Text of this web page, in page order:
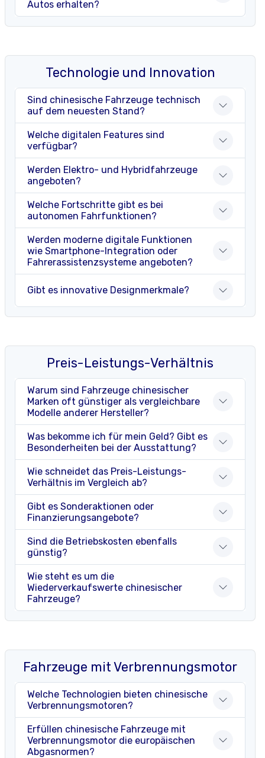
Autos erhalten?
Technologie und Innovation
Sind chinesische Fahrzeuge technisch
auf dem neuesten Stand?
Welche digitalen Features sind
verfügbar?
Werden Elektro- und Hybridfahrzeuge
angeboten?
Welche Fortschritte gibt es bei
autonomen Fahrfunktionen?
Werden moderne digitale Funktionen
wie Smartphone-Integration oder
Fahrerassistenzsysteme angeboten?
Gibt es innovative Designmerkmale?
Preis-Leistungs-Verhältnis
Warum sind Fahrzeuge chinesischer
Marken oft günstiger als vergleichbare
Modelle anderer Hersteller?
Was bekomme ich für mein Geld? Gibt es
Besonderheiten bei der Ausstattung?
Wie schneidet das Preis-Leistungs-
Verhältnis im Vergleich ab?
Gibt es Sonderaktionen oder
Finanzierungsangebote?
Sind die Betriebskosten ebenfalls
günstig?
Wie steht es um die
Wiederverkaufswerte chinesischer
Fahrzeuge?
Fahrzeuge mit Verbrennungsmotor
Welche Technologien bieten chinesische
Verbrennungsmotoren?
Erfüllen chinesische Fahrzeuge mit
Verbrennungsmotor die europäischen
Abgasnormen?